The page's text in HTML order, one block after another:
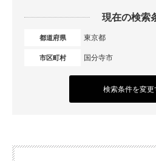
現在の検索
都道府県 東京都
市区町村 国分寺市
検索条件を変更